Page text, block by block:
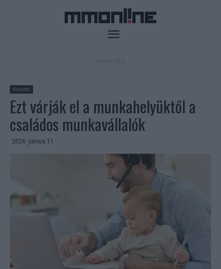
Kutatás
Ezt várják el a munkahelyüktől a
családos munkavállalók
2026. június 11.